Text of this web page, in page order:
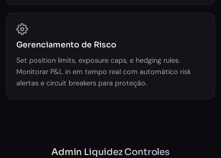
Gerenciamento de Risco
Set position limits, exposure caps, e hedging rules.
Monitorar P&L in em tempo real com automático risk
alertas e circuit breakers para proteção.
Admin Liquidez Controles